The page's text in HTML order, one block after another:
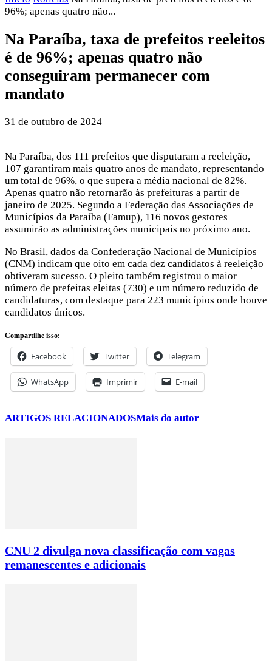
96%; apenas quatro não...
Na Paraíba, taxa de prefeitos reeleitos
é de 96%; apenas quatro não
conseguiram permanecer com
mandato
31 de outubro de 2024
Na Paraíba, dos 111 prefeitos que disputaram a reeleição,
107 garantiram mais quatro anos de mandato, representando
um total de 96%, o que supera a média nacional de 82%.
Apenas quatro não retornarão às prefeituras a partir de
janeiro de 2025. Segundo a Federação das Associações de
Municípios da Paraíba (Famup), 116 novos gestores
assumirão as administrações municipais no próximo ano.
No Brasil, dados da Confederação Nacional de Municípios
(CNM) indicam que oito em cada dez candidatos à reeleição
obtiveram sucesso. O pleito também registrou o maior
número de prefeitas eleitas (730) e um número reduzido de
candidaturas, com destaque para 223 municípios onde houve
candidatos únicos.
Compartilhe isso:
Facebook Twitter Telegram
WhatsApp Imprimir E-mail
ARTIGOS RELACIONADOSMais do autor
CNU 2 divulga nova classificação com vagas
remanescentes e adicionais